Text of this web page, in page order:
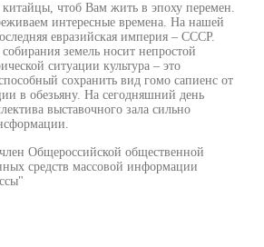
чтоб Вам жить в эпоху перемен.
интересные времена. На нашей
евразийская империя – СССР.
земель носит непростой
ситуации культура – это
сохранить вид гомо сапиенс от
в обезьяну. На сегодняшний день
выставочного зала сильно
Общероссийской общественной
средств массовой информации